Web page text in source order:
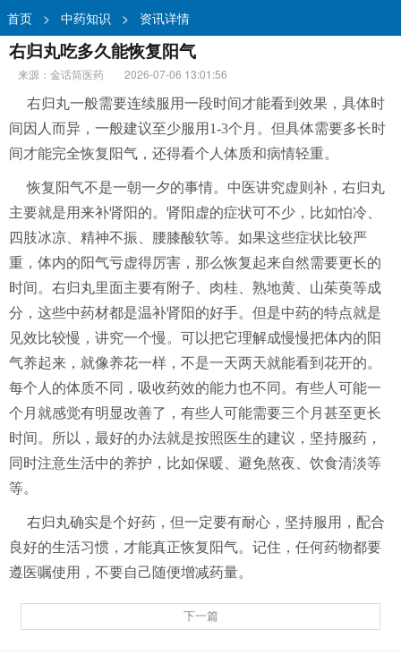
首页 > 中药知识 > 资讯详情
右归丸吃多久能恢复阳气
来源：金话筒医药
2026-07-06 13:01:56
右归丸一般需要连续服用一段时间才能看到效果，具体时
间因人而异，一般建议至少服用1-3个月。但具体需要多长时
间才能完全恢复阳气，还得看个人体质和病情轻重。
恢复阳气不是一朝一夕的事情。中医讲究虚则补，右归丸
主要就是用来补肾阳的。肾阳虚的症状可不少，比如怕冷、
四肢冰凉、精神不振、腰膝酸软等。如果这些症状比较严
重，体内的阳气亏虚得厉害，那么恢复起来自然需要更长的
时间。右归丸里面主要有附子、肉桂、熟地黄、山茱萸等成
分，这些中药材都是温补肾阳的好手。但是中药的特点就是
见效比较慢，讲究一个慢。可以把它理解成慢慢把体内的阳
气养起来，就像养花一样，不是一天两天就能看到花开的。
每个人的体质不同，吸收药效的能力也不同。有些人可能一
个月就感觉有明显改善了，有些人可能需要三个月甚至更长
时间。所以，最好的办法就是按照医生的建议，坚持服药，
同时注意生活中的养护，比如保暖、避免熬夜、饮食清淡等
等。
右归丸确实是个好药，但一定要有耐心，坚持服用，配合
良好的生活习惯，才能真正恢复阳气。记住，任何药物都要
遵医嘱使用，不要自己随便增减药量。
下一篇